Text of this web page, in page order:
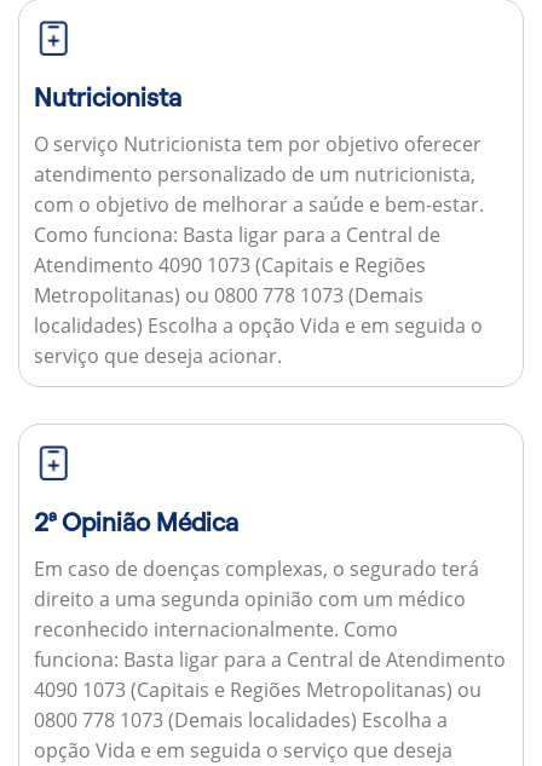
Nutricionista
O serviço Nutricionista tem por objetivo oferecer
atendimento personalizado de um nutricionista,
com o objetivo de melhorar a saúde e bem-estar.
Como funciona: Basta ligar para a Central de
Atendimento 4090 1073 (Capitais e Regiões
Metropolitanas) ou 0800 778 1073 (Demais
localidades) Escolha a opção Vida e em seguida o
serviço que deseja acionar.
2ª Opinião Médica
Em caso de doenças complexas, o segurado terá
direito a uma segunda opinião com um médico
reconhecido internacionalmente. Como
funciona: Basta ligar para a Central de Atendimento
4090 1073 (Capitais e Regiões Metropolitanas) ou
0800 778 1073 (Demais localidades) Escolha a
opção Vida e em seguida o serviço que deseja